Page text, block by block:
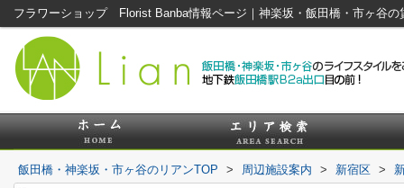
フラワーショップ Florist Banba情報ページ｜神楽坂・飯田橋・市ヶ谷の
飯田橋・神楽坂・市ヶ谷のリアンTOP > 周辺施設案内 > 新宿区 >